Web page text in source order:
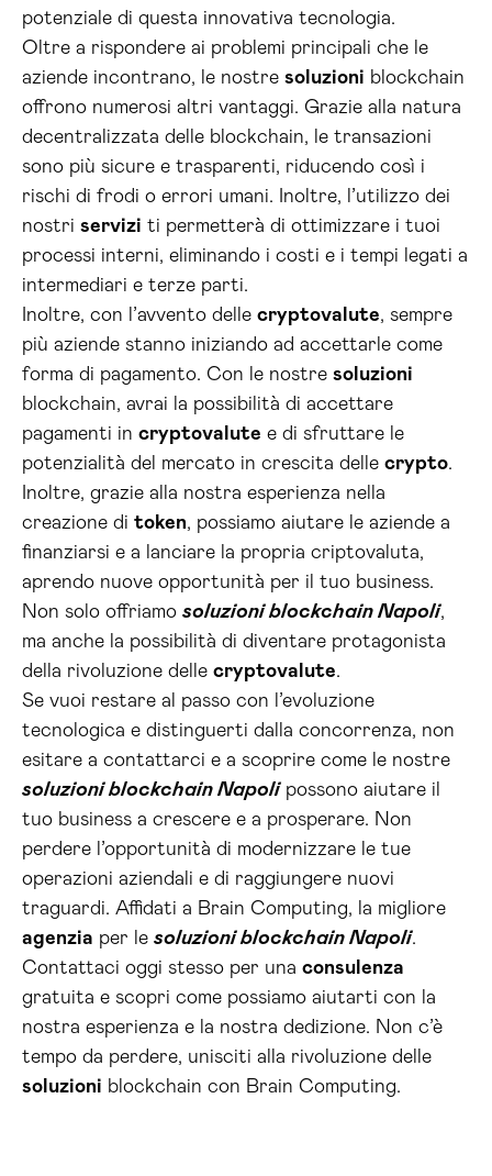
potenziale di questa innovativa tecnologia.
Oltre a rispondere ai problemi principali che le
aziende incontrano, le nostre soluzioni blockchain
offrono numerosi altri vantaggi. Grazie alla natura
decentralizzata delle blockchain, le transazioni
sono più sicure e trasparenti, riducendo così i
rischi di frodi o errori umani. Inoltre, l’utilizzo dei
nostri servizi ti permetterà di ottimizzare i tuoi
processi interni, eliminando i costi e i tempi legati a
intermediari e terze parti.
Inoltre, con l’avvento delle cryptovalute, sempre
più aziende stanno iniziando ad accettarle come
forma di pagamento. Con le nostre soluzioni
blockchain, avrai la possibilità di accettare
pagamenti in cryptovalute e di sfruttare le
potenzialità del mercato in crescita delle crypto.
Inoltre, grazie alla nostra esperienza nella
creazione di token, possiamo aiutare le aziende a
finanziarsi e a lanciare la propria criptovaluta,
aprendo nuove opportunità per il tuo business.
Non solo offriamo soluzioni blockchain Napoli,
ma anche la possibilità di diventare protagonista
della rivoluzione delle cryptovalute.
Se vuoi restare al passo con l’evoluzione
tecnologica e distinguerti dalla concorrenza, non
esitare a contattarci e a scoprire come le nostre
soluzioni blockchain Napolipossono aiutare il
tuo business a crescere e a prosperare. Non
perdere l’opportunità di modernizzare le tue
operazioni aziendali e di raggiungere nuovi
traguardi. Affidati a Brain Computing, la migliore
agenzia per le soluzioni blockchain Napoli.
Contattaci oggi stesso per una consulenza
gratuita e scopri come possiamo aiutarti con la
nostra esperienza e la nostra dedizione. Non c’è
tempo da perdere, unisciti alla rivoluzione delle
soluzioni blockchain con Brain Computing.